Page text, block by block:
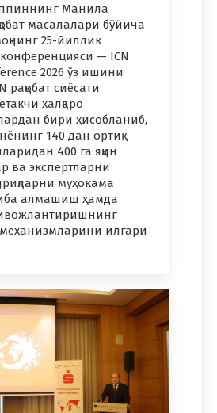
Манила
масалалари бўйича
25-йиллик
— ICN
2026 ўз ишини
рақобат сиёсати
халқаро
бири ҳисобланиб,
140 дан ортиқ
400 га яқин
ва экспертларни
муҳокама
алмашиш ҳамда
илгари